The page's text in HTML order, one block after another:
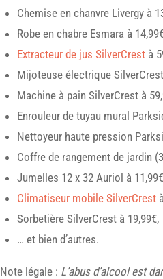
Chemise en chanvre Livergy à
Robe en chabre Esmara à
Extracteur de jus SilverCrest à
Mijoteuse électrique
Machine à pain SilverCrest à
Enrouleur de tuyau mural
Nettoyeur haute pression
Coffre de rangement de jardin
Jumelles 12 x 32 Auriol à
Climatiseur mobile SilverCrest
Sorbetière SilverCrest à 19,99€,
… et bien d’autres.
Note légale : L’abus d’alcool est